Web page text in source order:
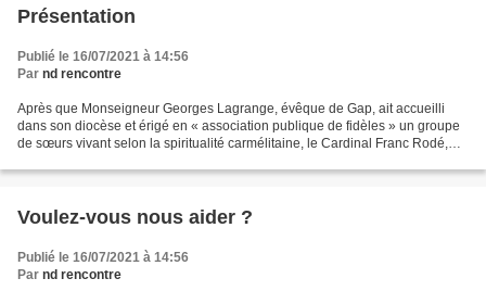
Présentation
Publié le 16/07/2021 à 14:56
Par nd rencontre
Après que Monseigneur Georges Lagrange, évêque de Gap, ait accueilli
dans son diocèse et érigé en « association publique de fidèles » un groupe
de sœurs vivant selon la spiritualité carmélitaine, le Cardinal Franc Rodé,
Voulez-vous nous aider ?
Publié le 16/07/2021 à 14:56
Par nd rencontre